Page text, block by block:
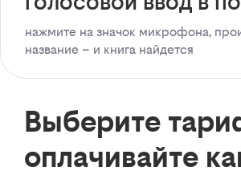
нажмите на значок микрофона,
название – и книга найдется
Выберите
оплачивайте